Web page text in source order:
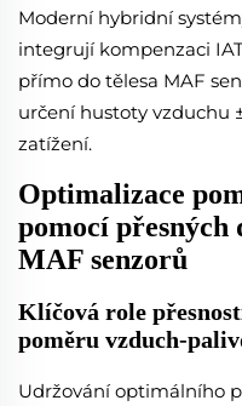
Moderní hybridní
integrují kompenzaci
přímo do tělesa MAF
určení hustoty vzduchu
zatížení.
Optimalizace
pomocí přesných
MAF senzorů
Klíčová role
poměru vzduch-
Udržování optimálního